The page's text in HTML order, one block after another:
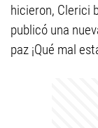
hicieron, Clerici
publicó una
paz ¡Qué mal